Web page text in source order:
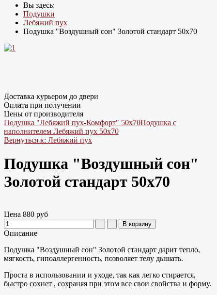
Вы здесь:
Подушки
Лебяжий пух
Подушка "Воздушный сон" Золотой стандарт 50х70
Доставка курьером до двери
Оплата при получении
Цены от производителя
Подушка "Лебяжий пух-Комфорт" 50х70Подушка с
наполнителем Лебяжий пух 50х70
Вернуться к: Лебяжий пух
Подушка "Воздушный сон"
Золотой стандарт 50х70
Цена 880 руб
Описание
Подушка "Воздушный сон" Золотой стандарт дарит тепло,
мягкость, гипоаллергенность, позволяет телу дышать.
Проста в использовании и уходе, так как легко стирается,
быстро сохнет , сохраняя при этом все свои свойства и форму.